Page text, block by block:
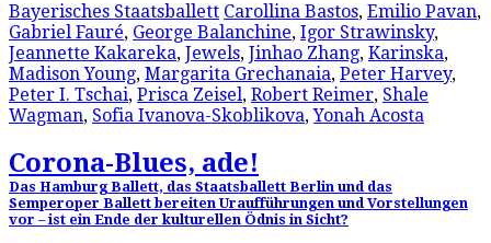
Bayerisches Staatsballett Carollina Bastos, Emilio Pavan,
Gabriel Fauré, George Balanchine, Igor Strawinsky,
Jeannette Kakareka, Jewels, Jinhao Zhang, Karinska,
Madison Young, Margarita Grechanaia, Peter Harvey,
Peter I. Tschai, Prisca Zeisel, Robert Reimer, Shale
Wagman, Sofia Ivanova-Skoblikova,Yonah Acosta
Corona-Blues, ade!
Das Hamburg Ballett, das Staatsballett Berlin und das
Semperoper Ballett bereiten Uraufführungen und Vorstellungen
vor – ist ein Ende der kulturellen Ödnis in Sicht?